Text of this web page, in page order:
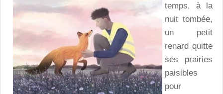
temps, à la
nuit tombée,
un petit
renard quitte
ses prairies
paisibles
pour